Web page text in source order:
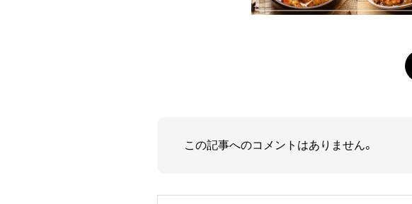
この記事へのコメントはありません。